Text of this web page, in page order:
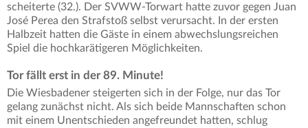
scheiterte (32.). Der SVWW-Torwart hatte zuvor gegen Juan
José Perea den Strafstoß selbst verursacht. In der ersten
Halbzeit hatten die Gäste in einem abwechslungsreichen
Spiel die hochkarätigeren Möglichkeiten.
Tor fällt erst in der 89. Minute!
Die Wiesbadener steigerten sich in der Folge, nur das Tor
gelang zunächst nicht. Als sich beide Mannschaften schon
mit einem Unentschieden angefreundet hatten, schlug